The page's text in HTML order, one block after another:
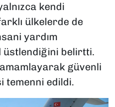
kendi
ülkelerde de
yardım
belirtti.
güvenli
temenni edildi.